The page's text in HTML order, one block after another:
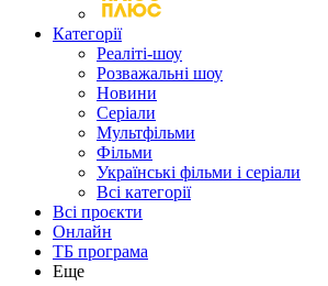
Категорії
Реаліті-шоу
Розважальні шоу
Новини
Серіали
Мультфільми
Фільми
Українські фільми і серіали
Всі категорії
Всі проєкти
Онлайн
ТБ програма
Еще